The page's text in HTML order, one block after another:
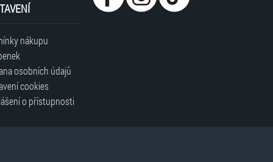
nákupu
osobních údajů
cookies
o přístupnosti